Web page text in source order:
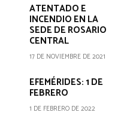
ATENTADO E
INCENDIO EN LA
SEDE DE ROSARIO
CENTRAL
17 DE NOVIEMBRE DE 2021
EFEMÉRIDES: 1 DE
FEBRERO
1 DE FEBRERO DE 2022